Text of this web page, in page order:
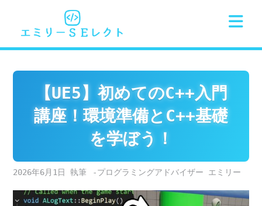
content
【UE5】初めてのC++入門
講座！環境準備とC++基礎
を学ぼう！
2026年6月1日 -プログラミングアドバイザー エミリー